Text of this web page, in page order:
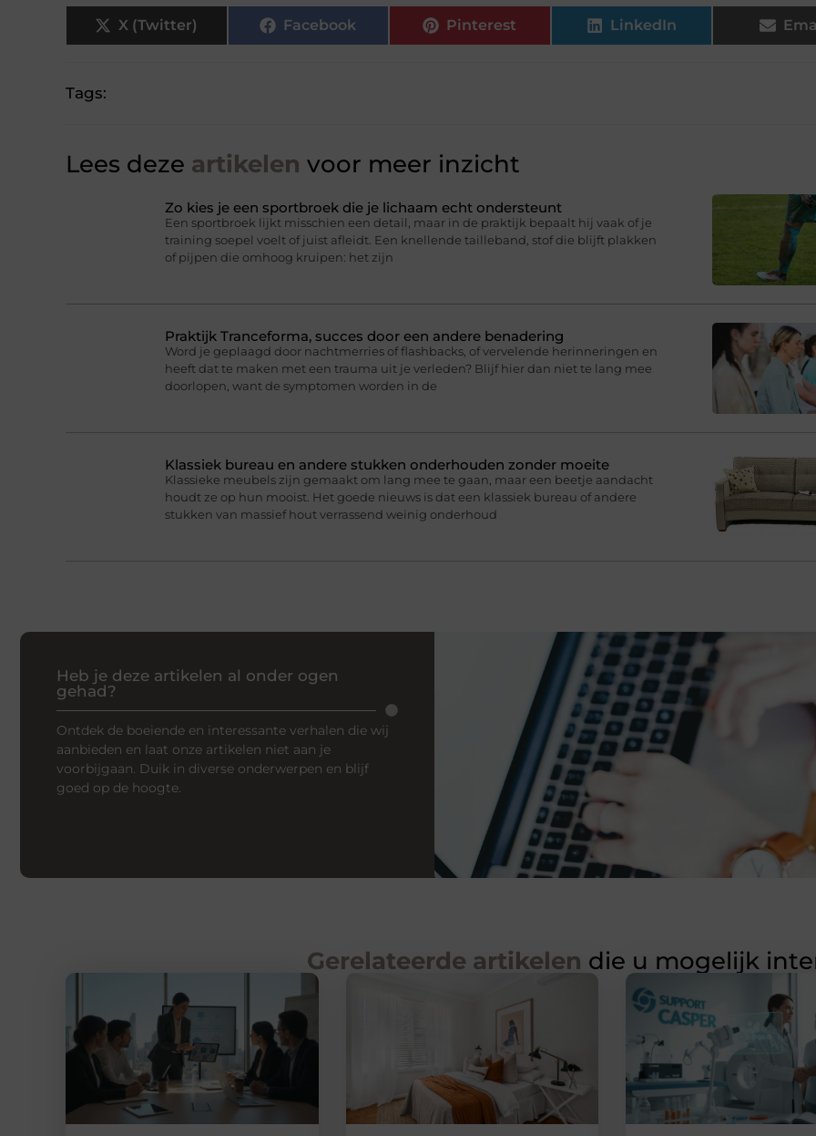
X (Twitter) Facebook Pinterest LinkedIn
Tags:
Lees deze artikelen voor meer inzicht
Zo kies je een sportbroek die je lichaam echt ondersteunt
Een sportbroek lijkt misschien een detail, maar in de praktijk bepaalt hij vaak of je
training soepel voelt of juist afleidt. Een knellende tailleband, stof die blijft plakken
of pijpen die omhoog kruipen: het zijn
Praktijk Tranceforma, succes door een andere benadering
Word je geplaagd door nachtmerries of flashbacks, of vervelende herinneringen en
heeft dat te maken met een trauma uit je verleden? Blijf hier dan niet te lang mee
doorlopen, want de symptomen worden in de
Klassiek bureau en andere stukken onderhouden zonder moeite
Klassieke meubels zijn gemaakt om lang mee te gaan, maar een beetje aandacht
houdt ze op hun mooist. Het goede nieuws is dat een klassiek bureau of andere
stukken van massief hout verrassend weinig onderhoud
Heb je deze artikelen al onder ogen
gehad?
Ontdek de boeiende en interessante verhalen die wij
aanbieden en laat onze artikelen niet aan je
voorbijgaan. Duik in diverse onderwerpen en blijf
goed op de hoogte.
Gerelateerde artikelen die u mogelijk